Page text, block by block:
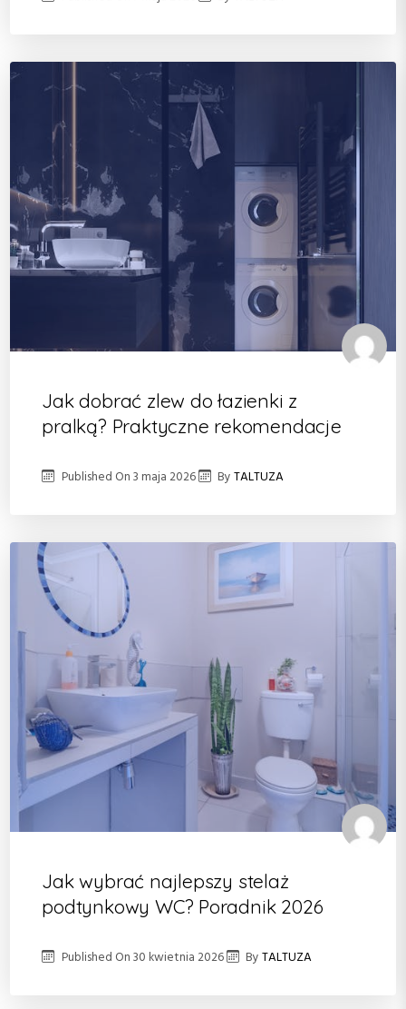
Jak dobrać zlew do łazienki z
pralką? Praktyczne rekomendacje
Published On3 maja 2026 ByTALTUZA
Jak wybrać najlepszy stelaż
podtynkowy WC? Poradnik 2026
Published On30 kwietnia 2026 ByTALTUZA